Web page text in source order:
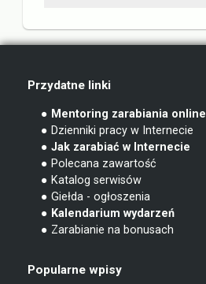
Przydatne linki
● Mentoring zarabiania online
● Dzienniki pracy w Internecie
● Jak zarabiać w Internecie
● Polecana zawartość
● Katalog serwisów
● Giełda - ogłoszenia
● Kalendarium wydarzeń
● Zarabianie na bonusach
Popularne wpisy